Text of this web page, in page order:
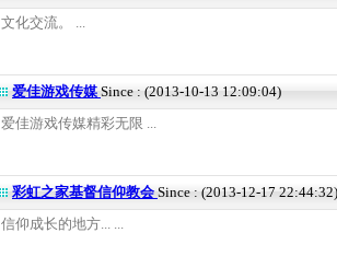
文化交流。 ...
爱佳游戏传媒Since : (2013-10-13 12:09:04)
爱佳游戏传媒精彩无限 ...
彩虹之家基督信仰教会 Since : (2013-12-17 22:44:32)
信仰成长的地方... ...